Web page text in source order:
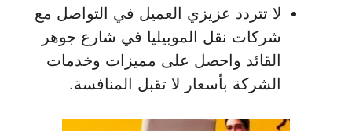
لا تتردد عزيزي العميل في التواصل مع
شركات نقل الموبيليا في شارع جوهر
القائد واحصل على مميزات وخدمات
الشركة بأسعار لا تقبل المنافسة.